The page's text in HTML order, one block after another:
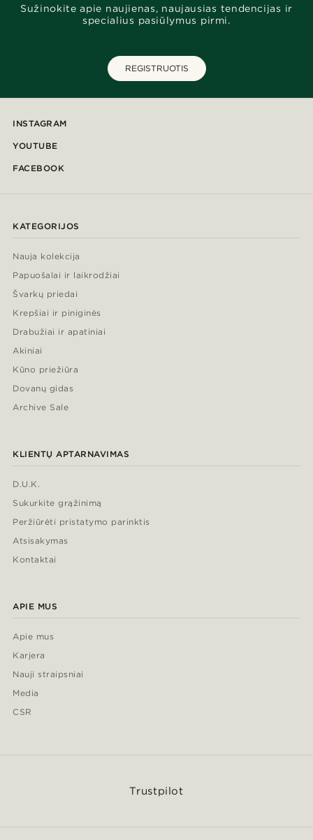
Sužinokite apie naujienas, naujausias tendencijas ir
specialius pasiūlymus pirmi.
REGISTRUOTIS
INSTAGRAM
YOUTUBE
FACEBOOK
KATEGORIJOS
Nauja kolekcija
Papuošalai ir laikrodžiai
Švarkų priedai
Krepšiai ir piniginės
Drabužiai ir apatiniai
Akiniai
Kūno priežiūra
Dovanų gidas
Archive Sale
KLIENTŲ APTARNAVIMAS
D.U.K.
Sukurkite grąžinimą
Peržiūrėti pristatymo parinktis
Atsisakymas
Kontaktai
APIE MUS
Apie mus
Karjera
Nauji straipsniai
Media
CSR
Trustpilot